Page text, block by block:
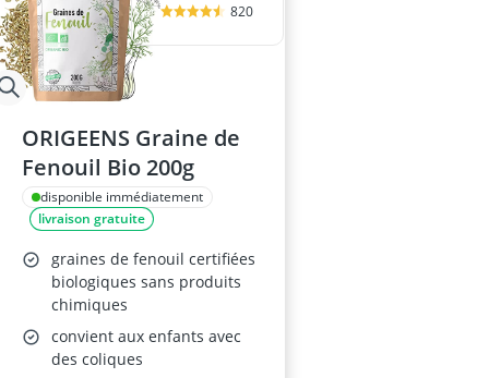
820
ORIGEENS Graine de
Fenouil Bio 200g
disponible immédiatement
livraison gratuite
graines de fenouil certifiées
biologiques sans produits
chimiques
convient aux enfants avec
des coliques